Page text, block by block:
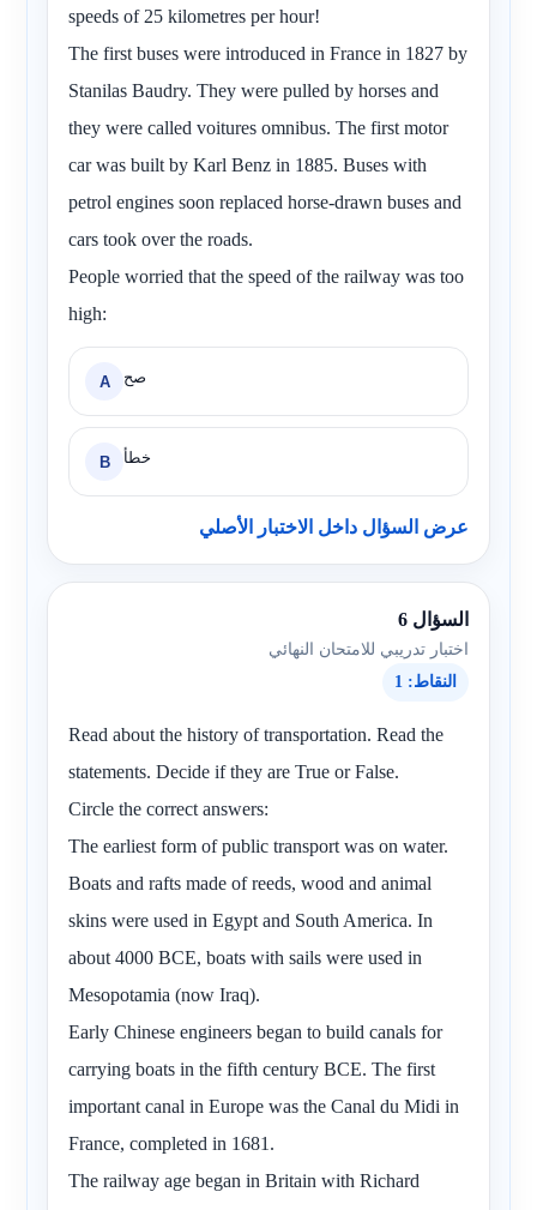
speeds of 25 kilometres per hour!
The first buses were introduced in France in 1827 by
Stanilas Baudry. They were pulled by horses and
they were called voitures omnibus. The first motor
car was built by Karl Benz in 1885. Buses with
petrol engines soon replaced horse-drawn buses and
cars took over the roads.
People worried that the speed of the railway was too
high:
A صح
B خطأ
عرض السؤال داخل الاختبار الأصلي
السؤال 6
اختبار تدريبي للامتحان النهائي
النقاط: 1
Read about the history of transportation. Read the
statements. Decide if they are True or False.
Circle the correct answers:
The earliest form of public transport was on water.
Boats and rafts made of reeds, wood and animal
skins were used in Egypt and South America. In
about 4000 BCE, boats with sails were used in
Mesopotamia (now Iraq).
Early Chinese engineers began to build canals for
carrying boats in the fifth century BCE. The first
important canal in Europe was the Canal du Midi in
France, completed in 1681.
The railway age began in Britain with Richard